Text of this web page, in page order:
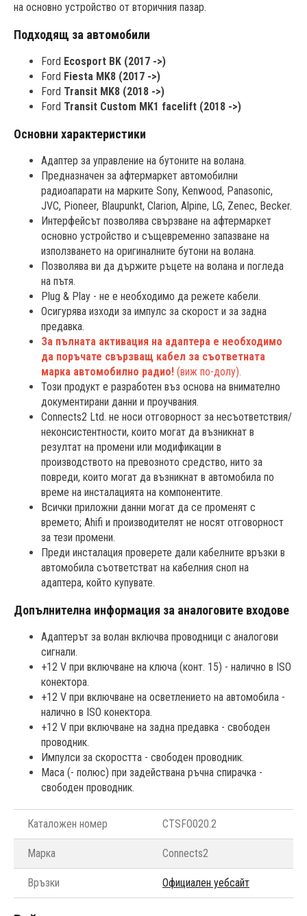
на основно устройство от вторичния пазар.
Подходящ за автомобили
Ford Ecosport BK (2017 ->)
Ford Fiesta MK8 (2017 ->)
Ford Transit MK8 (2018 ->)
Ford Transit Custom MK1 facelift (2018 ->)
Основни характеристики
Адаптер за управление на бутоните на волана.
Предназначен за афтермаркет автомобилни
радиоапарати на марките Sony, Kenwood, Panasonic,
JVC, Pioneer, Blaupunkt, Clarion, Alpine, LG, Zenec, Becker.
Интерфейсът позволява свързване на афтермаркет
основно устройство и същевременно запазване на
използването на оригиналните бутони на волана.
Позволява ви да държите ръцете на волана и погледа
на пътя.
Plug & Play - не е необходимо да режете кабели.
Осигурява изходи за импулс за скорост и за задна
предавка.
За пълната активация на адаптера е необходимо
да поръчате свързващ кабел за съответната
марка автомобилно радио! (виж по-долу).
Този продукт е разработен въз основа на внимателно
документирани данни и проучвания.
Connects2 Ltd. не носи отговорност за несъответствия/
неконсистентности, които могат да възникнат в
резултат на промени или модификации в
производството на превозното средство, нито за
повреди, които могат да възникнат в автомобила по
време на инсталацията на компонентите.
Всички приложни данни могат да се променят с
времето; Ahifi и производителят не носят отговорност
за тези промени.
Преди инсталация проверете дали кабелните връзки в
автомобила съответстват на кабелния сноп на
адаптера, който купувате.
Допълнителна информация за аналоговите входове
Адаптерът за волан включва проводници с аналогови
сигнали.
+12 V при включване на ключа (конт. 15) - налично в ISO
конектора.
+12 V при включване на осветлението на автомобила -
налично в ISO конектора.
+12 V при включване на задна предавка - свободен
проводник.
Импулси за скоростта - свободен проводник.
Маса (- полюс) при задействана ръчна спирачка -
свободен проводник.
Каталожен номер CTSFO020.2
Марка Connects2
Връзки Официален уебсайт